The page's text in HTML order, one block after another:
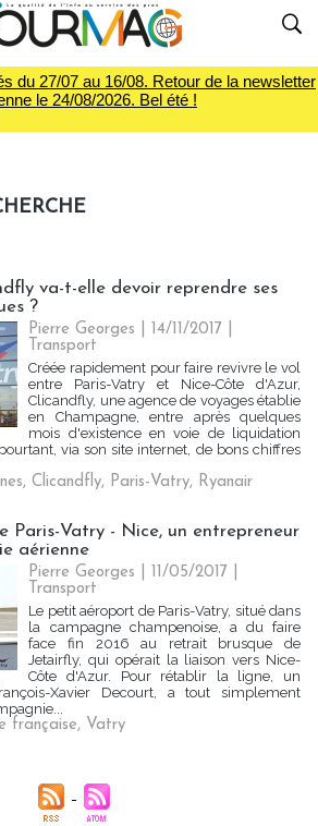
du 27/07 au 16/08. Retour de la newsletter
le 24/08/2026. Bel été !
va-t-elle devoir reprendre ses
?
Pierre Georges | 14/11/2017
Transport
Créée rapidement pour faire revivre le vol
entre Paris-Vatry et Nice-Côte d'Azur,
Clicandfly, une agence de voyages établie
en Champagne, entre après quelques
mois d'existence en voie de liquidation
via son site internet, de bons chiffres
, Clicandfly, Paris-Vatry, Ryanair
Paris-Vatry - Nice, un entrepreneur
aérienne
Pierre Georges | 11/05/2017
Transport
Le petit aéroport de Paris-Vatry, situé dans
la campagne champenoise, a du faire
face fin 2016 au retrait brusque de
Jetairfly, qui opérait la liaison vers Nice-
Côte d'Azur. Pour rétablir la ligne, un
Xavier Decourt, a tout simplement
française, Vatry